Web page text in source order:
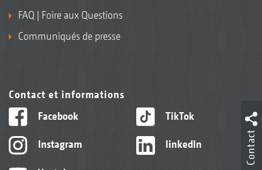
FAQ | Foire aux Questions
Communiqués de presse
Contact et informations
Facebook
Instagram
TikTok
linkedIn Contact